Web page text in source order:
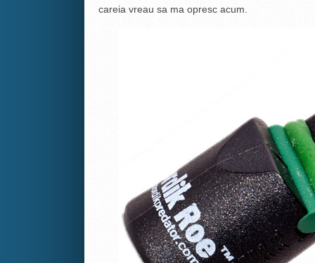
careia vreau sa ma opresc acum.